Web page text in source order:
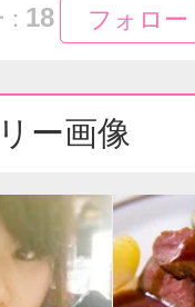
フォロー
フォロー
18
ー画像